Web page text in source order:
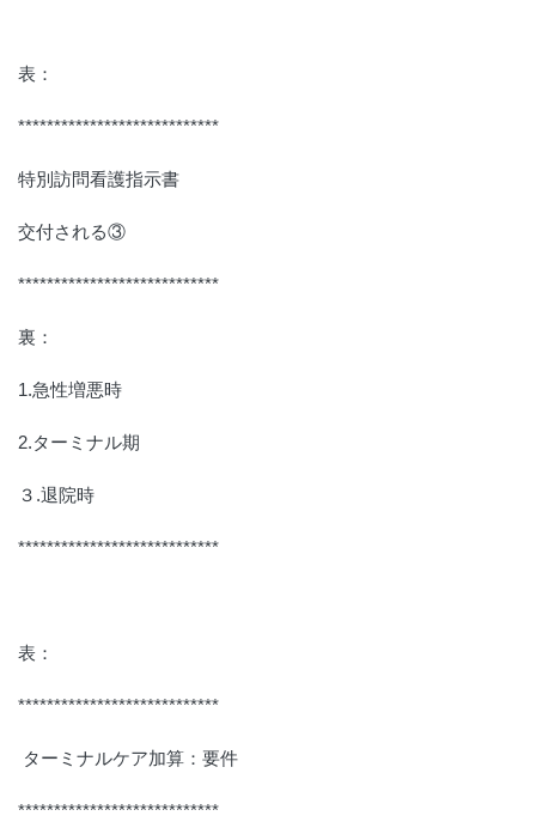
表：
****************************
特別訪問看護指示書
交付される③
****************************
裏：
1.急性増悪時
2.ターミナル期
３.退院時
****************************
表：
****************************
ターミナルケア加算：要件
****************************